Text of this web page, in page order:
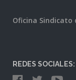
Oficina Sindicato
REDES SOCIALES: